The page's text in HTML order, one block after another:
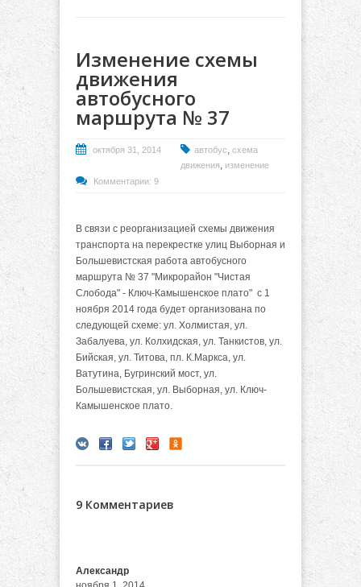
Изменение схемы
движения
автобусного
маршрута № 37
октября 31, 2014 автобус, схема
движения, изменение
Комментарии: 9
В связи с реорганизацией схемы движения
транспорта на перекрестке улиц Выборная и
Большевистская работа автобусного
маршрута № 37 "Микрорайон "Чистая
Слобода" - Ключ-Камышенское плато" с 1
ноября 2014 года будет организована по
следующей схеме: ул. Холмистая, ул.
Забалуева, ул. Колхидская, ул. Танкистов, ул.
Бийская, ул. Титова, пл. К.Маркса, ул.
Ватутина, Бугринский мост, ул.
Большевистская, ул. Выборная, ул. Ключ-
Камышенское плато.
9 Комментариев
Александр